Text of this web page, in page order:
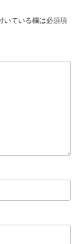
いている欄は必須項